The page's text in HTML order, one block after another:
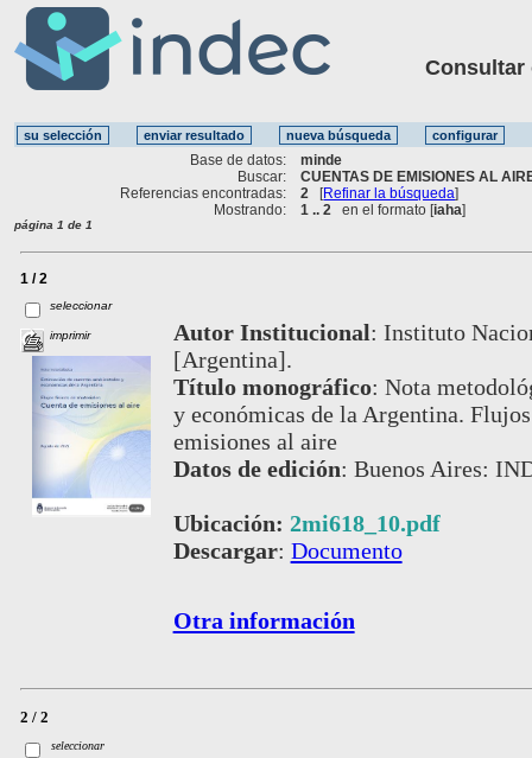
Consultar
Base de datos:
minde
Buscar:
CUENTAS DE EMISIONES AL
Referencias encontradas:
2 [Refinar la búsqueda]
Mostrando:
1 .. 2 en el formato [iaha]
página 1 de 1
1 / 2
seleccionar
imprimir Autor Institucional: Instituto
[Argentina].
Título monográfico: Nota
y económicas de la Argentina.
emisiones al aire
Datos de edición: Buenos Aires:
Ubicación: 2mi618_10.pdf
Descargar: Documento
Otra información
2 / 2
seleccionar